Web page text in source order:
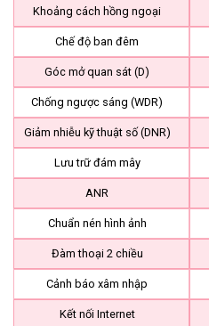
Khoảng cách hồng ngoại
Chế độ ban đêm
Góc mở quan sát (D)
Chống ngược sáng (WDR)
Giảm nhiễu kỹ thuật số (DNR)
Lưu trữ đám mây
ANR
Chuẩn nén hình ảnh
Đàm thoại 2 chiều
Cảnh báo xâm nhập
Kết nối Internet